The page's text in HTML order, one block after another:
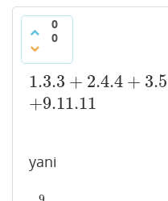
0
0
1.3.3 + 2.4.4 +
+9.11.11
1.3.3+ 2.4.4+3.5.5 +
yani